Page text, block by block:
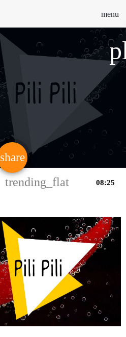
menu
share
email
trending_flat 08:25